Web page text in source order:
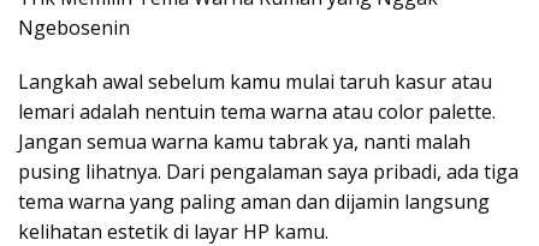
Ngebosenin
Langkah awal sebelum kamu mulai taruh kasur atau
lemari adalah nentuin tema warna atau color palette.
Jangan semua warna kamu tabrak ya, nanti malah
pusing lihatnya. Dari pengalaman saya pribadi, ada tiga
tema warna yang paling aman dan dijamin langsung
kelihatan estetik di layar HP kamu.